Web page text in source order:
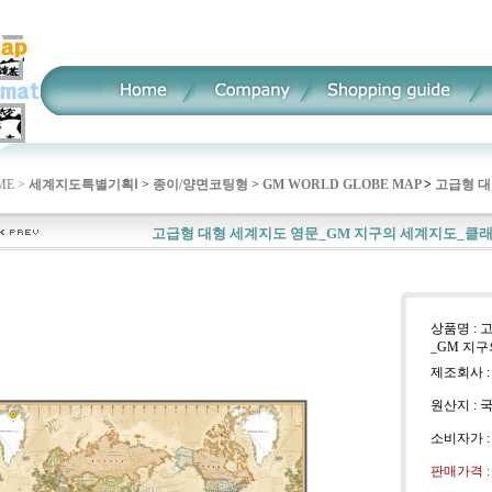
> 세계지도특별기획Ⅰ > 종이/양면코팅형 > GM WORLD GLOBE MAP > 고급형
고급형 대형 세계지도 영문_GM 지구의 세계지도_클
상품명 :
_GM 지
제조회사
원산지 :
소비자가 :
판매가격 :